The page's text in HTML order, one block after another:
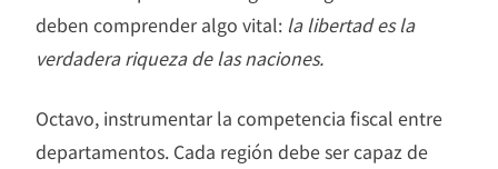
deben comprender algo vital: la libertad es la
verdadera riqueza de las naciones.
Octavo, instrumentar la competencia fiscal entre
departamentos. Cada región debe ser capaz de